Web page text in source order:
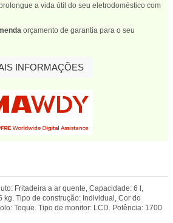
a vida útil do seu eletrodoméstico com
orçamento de garantia para o seu
INFORMAÇÕES
Fritadeira a ar quente, Capacidade: 6 l,
kg. Tipo de construção: Individual, Cor do
Toque. Tipo de monitor: LCD. Potência: 1700